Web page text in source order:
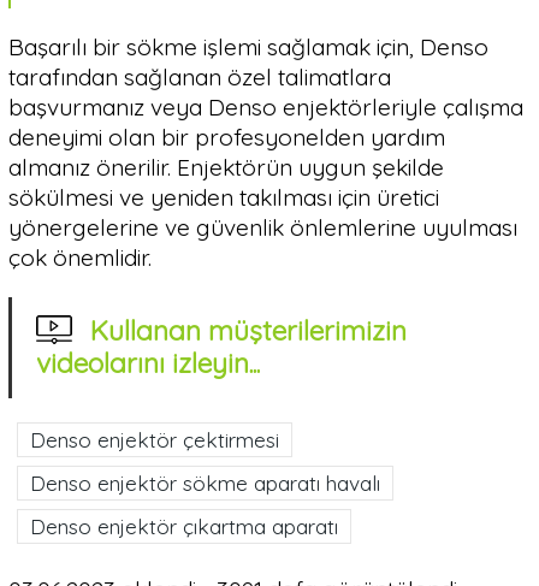
Başarılı bir sökme işlemi sağlamak için, Denso
tarafından sağlanan özel talimatlara
başvurmanız veya Denso enjektörleriyle çalışma
deneyimi olan bir profesyonelden yardım
almanız önerilir. Enjektörün uygun şekilde
sökülmesi ve yeniden takılması için üretici
yönergelerine ve güvenlik önlemlerine uyulması
çok önemlidir.
Kullanan müşterilerimizin
videolarını izleyin...
Denso enjektör çektirmesi
Denso enjektör sökme aparatı havalı
Denso enjektör çıkartma aparatı